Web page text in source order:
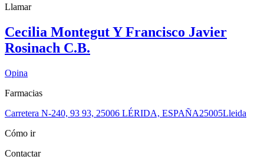
Llamar
Cecilia Montegut Y Francisco Javier
Rosinach C.B.
Opina
Farmacias
Carretera N-240, 93 93, 25006 LÉRIDA, ESPAÑA25005Lleida
Cómo ir
Contactar